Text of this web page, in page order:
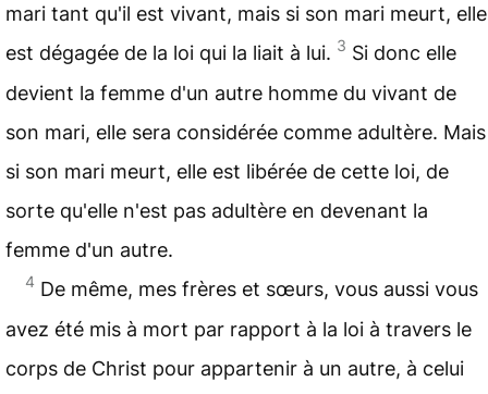
mari tant qu'il est vivant, mais si son mari meurt, elle
est dégagée de la loi qui la liait à lui. 3 Si donc elle
devient la femme d'un autre homme du vivant de
son mari, elle sera considérée comme adultère. Mais
si son mari meurt, elle est libérée de cette loi, de
sorte qu'elle n'est pas adultère en devenant la
femme d'un autre.
4 De même, mes frères et sœurs, vous aussi vous
avez été mis à mort par rapport à la loi à travers le
corps de Christ pour appartenir à un autre, à celui